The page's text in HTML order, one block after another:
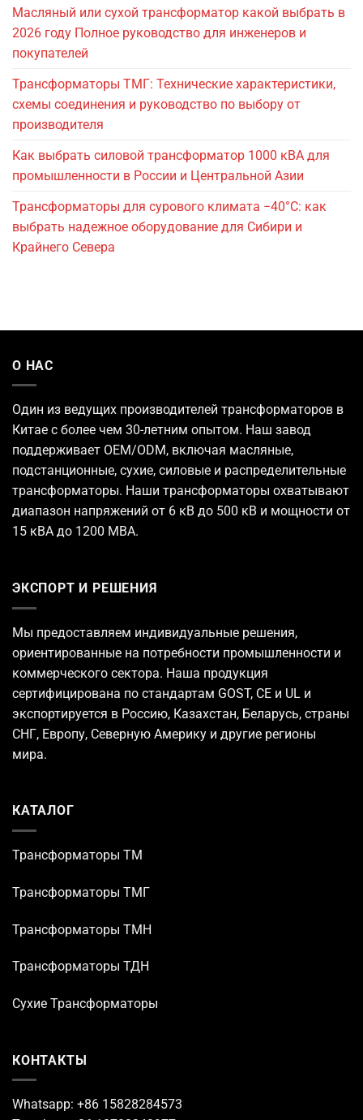
Масляный или сухой трансформатор какой выбрать в
2026 году Полное руководство для инженеров и
покупателей
Трансформаторы ТМГ: Технические характеристики,
схемы соединения и руководство по выбору от
производителя
Как выбрать силовой трансформатор 1000 кВА для
промышленности в России и Центральной Азии
Трансформаторы для сурового климата −40°C: как
выбрать надежное оборудование для Сибири и
Крайнего Севера
О НАС
Один из ведущих производителей трансформаторов в
Китае с более чем 30-летним опытом. Наш завод
поддерживает OEM/ODM, включая масляные,
подстанционные, сухие, силовые и распределительные
трансформаторы. Наши трансформаторы охватывают
диапазон напряжений от 6 кВ до 500 кВ и мощности от
15 кВА до 1200 МВА.
ЭКСПОРТ И РЕШЕНИЯ
Мы предоставляем индивидуальные решения,
ориентированные на потребности промышленности и
коммерческого сектора. Наша продукция
сертифицирована по стандартам GOST, CE и UL и
экспортируется в Россию, Казахстан, Беларусь, страны
СНГ, Европу, Северную Америку и другие регионы
мира.
КАТАЛОГ
Трансформаторы TM
Трансформаторы ТМГ
Трансформаторы ТМН
Трансформаторы ТДН
Сухие Трансформаторы
КОНТАКТЫ
Whatsapp: +86 15828284573